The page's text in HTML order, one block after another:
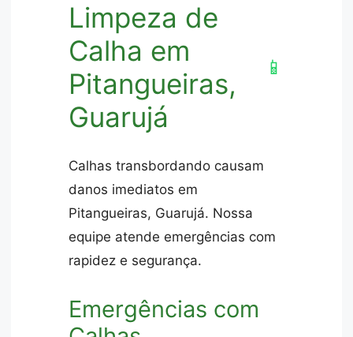
Limpeza de
Calha em
Pitangueiras,
Guarujá
📱
Calhas transbordando causam
danos imediatos em
Pitangueiras, Guarujá. Nossa
equipe atende emergências com
rapidez e segurança.
Emergências com